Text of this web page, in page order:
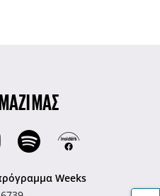
ΜΑΣ
Weeks